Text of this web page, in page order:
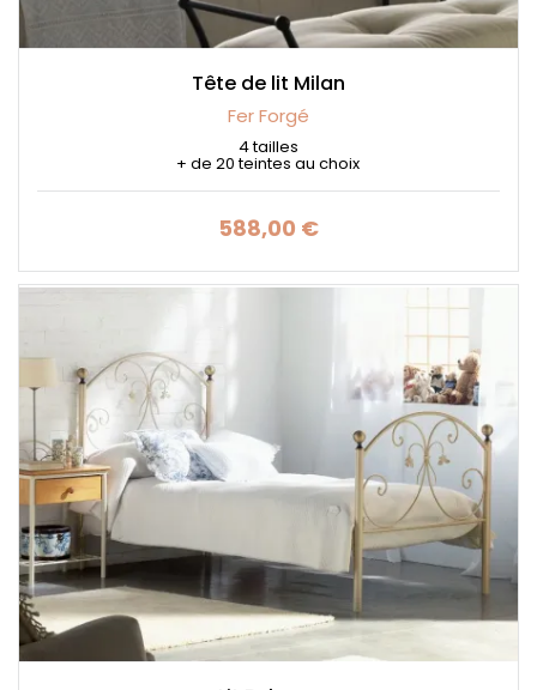
Tête de lit Milan
Fer Forgé
4 tailles
+ de 20 teintes au choix
Prix
588,00 €